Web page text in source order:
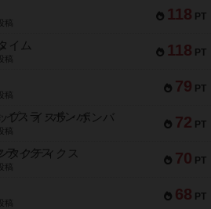
118 PT
稿
118 PT
イム
稿
79 PT
稿
72 PT
プ：イスラ・ボンバ
稿
70 PT
タクティクス
稿
68 PT
稿